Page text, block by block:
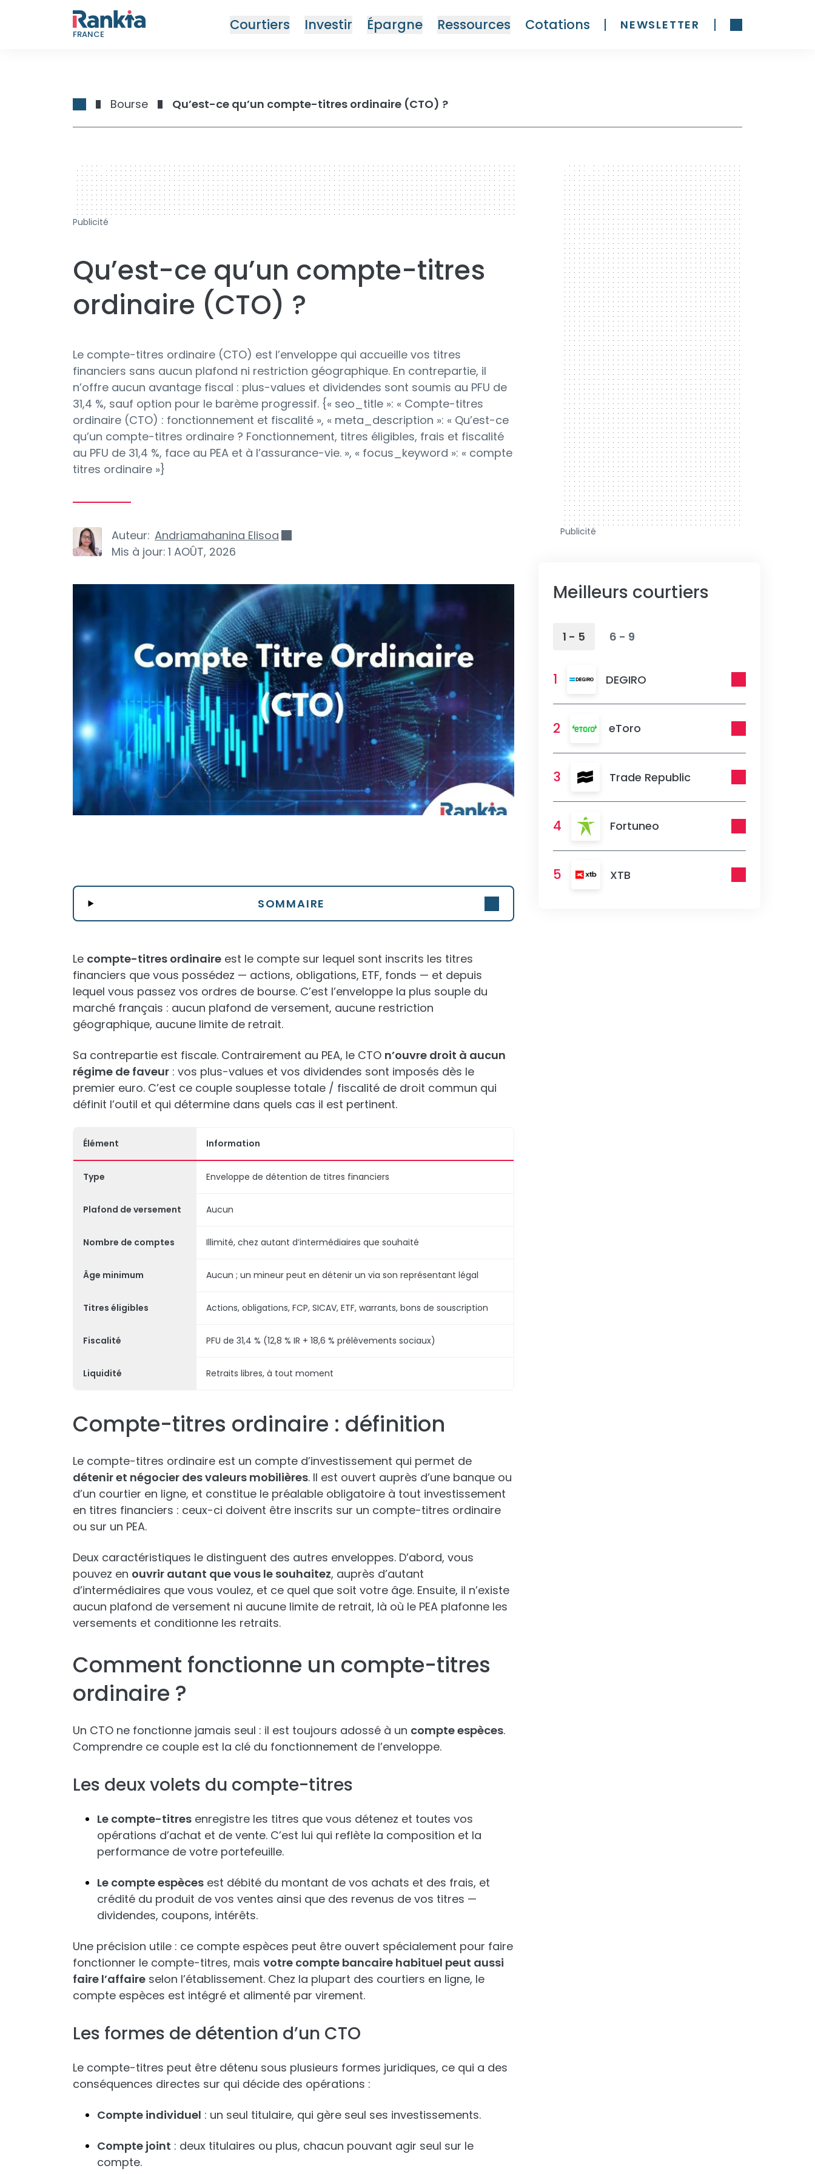
FRANCE
Courtiers Investir Épargne Ressources Cotations NEWSLETTER
Bourse Qu’est-ce qu’un compte-titres ordinaire (CTO) ?
728 x 90
Publicité
Qu’est-ce qu’un compte-titres
ordinaire (CTO) ?
Le compte-titres ordinaire (CTO) est l’enveloppe qui accueille vos titres
financiers sans aucun plafond ni restriction géographique. En contrepartie, il
n’offre aucun avantage fiscal : plus-values et dividendes sont soumis au PFU de
31,4 %, sauf option pour le barème progressif. {« seo_title »: « Compte-titres
ordinaire (CTO) : fonctionnement et fiscalité », « meta_description »: « Qu’est-ce
qu’un compte-titres ordinaire ? Fonctionnement, titres éligibles, frais et fiscalité
au PFU de 31,4 %, face au PEA et à l’assurance-vie. », « focus_keyword »: « compte
titres ordinaire »}
Auteur: Andriamahanina Elisoa
Mis à jour: 1 AOÛT, 2026
SOMMAIRE
Le compte-titres ordinaire est le compte sur lequel sont inscrits les titres
financiers que vous possédez — actions, obligations, ETF, fonds — et depuis
lequel vous passez vos ordres de bourse. C’est l’enveloppe la plus souple du
marché français : aucun plafond de versement, aucune restriction
géographique, aucune limite de retrait.
Sa contrepartie est fiscale. Contrairement au PEA, le CTO n’ouvre droit à aucun
régime de faveur : vos plus-values et vos dividendes sont imposés dès le
premier euro. C’est ce couple souplesse totale / fiscalité de droit commun qui
définit l’outil et qui détermine dans quels cas il est pertinent.
Élément Information
Type Enveloppe de détention de titres financiers
Plafond de versement Aucun
Nombre de comptes Illimité, chez autant d’intermédiaires que souhaité
Âge minimum Aucun ; un mineur peut en détenir un via son représentant légal
Titres éligibles Actions, obligations, FCP, SICAV, ETF, warrants, bons de souscription
Fiscalité PFU de 31,4 % (12,8 % IR + 18,6 % prélèvements sociaux)
Liquidité Retraits libres, à tout moment
Compte-titres ordinaire : définition
Le compte-titres ordinaire est un compte d’investissement qui permet de
détenir et négocier des valeurs mobilières. Il est ouvert auprès d’une banque ou
d’un courtier en ligne, et constitue le préalable obligatoire à tout investissement
en titres financiers : ceux-ci doivent être inscrits sur un compte-titres ordinaire
ou sur un PEA.
Deux caractéristiques le distinguent des autres enveloppes. D’abord, vous
pouvez en ouvrir autant que vous le souhaitez, auprès d’autant
d’intermédiaires que vous voulez, et ce quel que soit votre âge. Ensuite, il n’existe
aucun plafond de versement ni aucune limite de retrait, là où le PEA plafonne les
versements et conditionne les retraits.
Comment fonctionne un compte-titres
ordinaire ?
Un CTO ne fonctionne jamais seul : il est toujours adossé à un compte espèces.
Comprendre ce couple est la clé du fonctionnement de l’enveloppe.
Les deux volets du compte-titres
Le compte-titres enregistre les titres que vous détenez et toutes vos
opérations d’achat et de vente. C’est lui qui reflète la composition et la
performance de votre portefeuille.
Le compte espèces est débité du montant de vos achats et des frais, et
crédité du produit de vos ventes ainsi que des revenus de vos titres —
dividendes, coupons, intérêts.
Une précision utile : ce compte espèces peut être ouvert spécialement pour faire
fonctionner le compte-titres, mais votre compte bancaire habituel peut aussi
faire l’affaire selon l’établissement. Chez la plupart des courtiers en ligne, le
compte espèces est intégré et alimenté par virement.
Les formes de détention d’un CTO
Le compte-titres peut être détenu sous plusieurs formes juridiques, ce qui a des
conséquences directes sur qui décide des opérations :
Compte individuel : un seul titulaire, qui gère seul ses investissements.
Compte joint : deux titulaires ou plus, chacun pouvant agir seul sur le
compte.
300 x 600
Publicité
Meilleurs courtiers
1 - 5 6 - 9
1 DEGIRO
2 eToro
3 Trade Republic
4 Fortuneo
5 XTB